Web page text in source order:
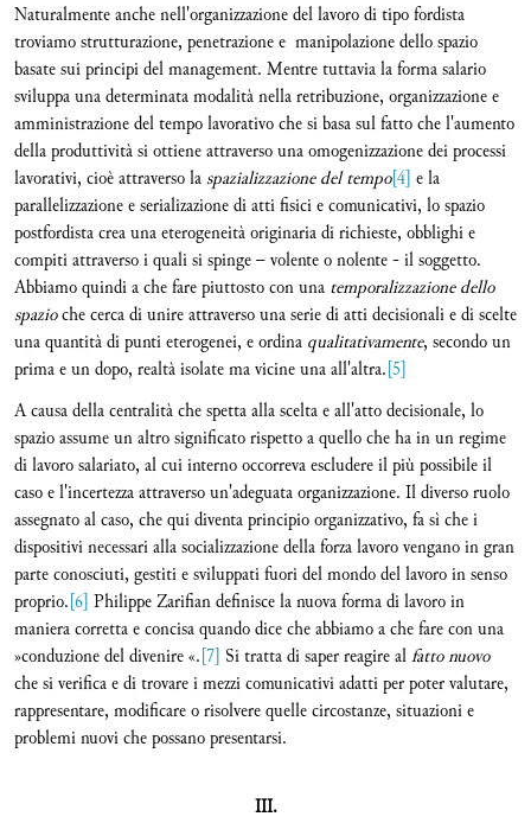
Naturalmente anche nell'organizzazione del lavoro di tipo fordista
troviamo strutturazione, penetrazione e manipolazione dello spazio
basate sui principi del management. Mentre tuttavia la forma salario
sviluppa una determinata modalità nella retribuzione, organizzazione e
amministrazione del tempo lavorativo che si basa sul fatto che l'aumento
della produttività si ottiene attraverso una omogenizzazione dei processi
lavorativi, cioè attraverso laspazializzazione del tempo[4] e la
parallelizzazione e serializazione di atti fisici e comunicativi, lo spazio
postfordista crea una eterogeneità originaria di richieste, obblighi e
compiti attraverso i quali si spinge – volente o nolente - il soggetto.
Abbiamo quindi a che fare piuttosto con una temporalizzazione dello
spazioche cerca di unire attraverso una serie di atti decisionali e di scelte
una quantità di punti eterogenei, e ordina qualitativamente, secondo un
prima e un dopo, realtà isolate ma vicine una all'altra.[5]
A causa della centralità che spetta alla scelta e all'atto decisionale, lo
spazio assume un altro significato rispetto a quello che ha in un regime
di lavoro salariato, al cui interno occorreva escludere il più possibile il
caso e l'incertezza attraverso un'adeguata organizzazione. Il diverso ruolo
assegnato al caso, che qui diventa principio organizzativo, fa sì che i
dispositivi necessari alla socializzazione della forza lavoro vengano in gran
parte conosciuti, gestiti e sviluppati fuori del mondo del lavoro in senso
proprio.[6] Philippe Zarifian definisce la nuova forma di lavoro in
maniera corretta e concisa quando dice che abbiamo a che fare con una
»conduzione del divenire «.[7] Si tratta di saper reagire alfatto nuovo
che si verifica e di trovare i mezzi comunicativi adatti per poter valutare,
rappresentare, modificare o risolvere quelle circostanze, situazioni e
problemi nuovi che possano presentarsi.
III.